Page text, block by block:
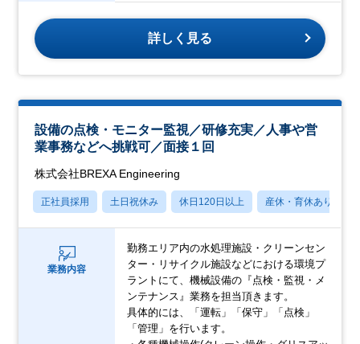
詳しく見る
設備の点検・モニター監視／研修充実／人事や営
業事務などへ挑戦可／面接１回
株式会社BREXA Engineering
正社員採用 土日祝休み 休日120日以上 産休・育休あり
業務内容
勤務エリア内の水処理施設・クリーンセン
ター・リサイクル施設などにおける環境プ
ラントにて、機械設備の『点検・監視・メ
ンテナンス』業務を担当頂きます。
具体的には、「運転」「保守」「点検」
「管理」を行います。